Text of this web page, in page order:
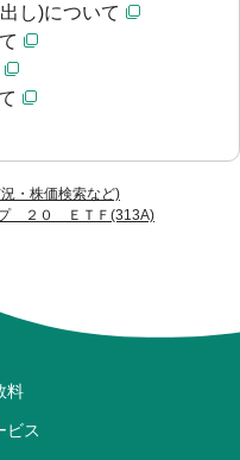
・株価検索など)
２０ ＥＴＦ(313A)
し)について
料
ビス